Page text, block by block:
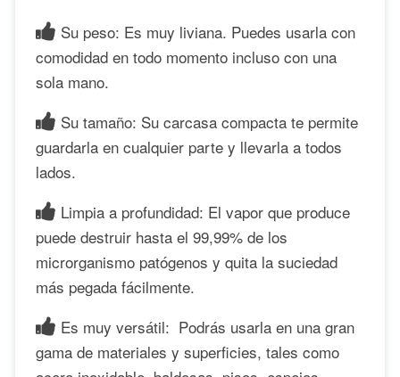
Su peso: Es muy liviana. Puedes usarla con
comodidad en todo momento incluso con una
sola mano.
Su tamaño: Su carcasa compacta te permite
guardarla en cualquier parte y llevarla a todos
lados.
Limpia a profundidad: El vapor que produce
puede destruir hasta el 99,99% de los
microrganismo patógenos y quita la suciedad
más pegada fácilmente.
Es muy versátil: Podrás usarla en una gran
gama de materiales y superficies, tales como